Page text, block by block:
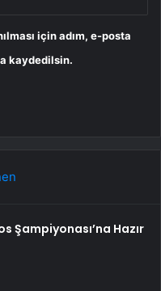
için adım, e-posta
kaydedilsin.
Şampiyonası’na Hazır